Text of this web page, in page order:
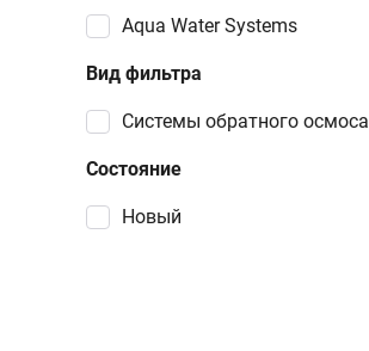
Aqua Water Systems
Вид фильтра
системы обратного осмоса
Состояние
Новый